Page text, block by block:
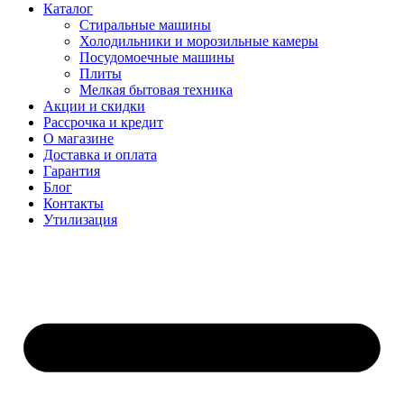
Каталог
Стиральные машины
Холодильники и морозильные камеры
Посудомоечные машины
Плиты
Мелкая бытовая техника
Акции и скидки
Рассрочка и кредит
О магазине
Доставка и оплата
Гарантия
Блог
Контакты
Утилизация